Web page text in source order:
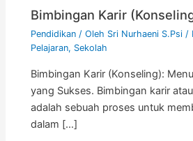
Bimbingan Karir
Pendidikan / Oleh Sri Nurhaeni S.Psi/
Pelajaran, Sekolah
Bimbingan Karir (Konseling):
yang Sukses. Bimbingan karir
adalah sebuah proses untuk
dalam […]